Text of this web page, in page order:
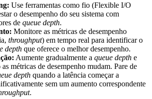
Use ferramentas como fio (Flexible I/O
o desempenho do seu sistema com
de queue depth.
Monitore as métricas de desempenho
throughput) em tempo real para identificar o
depth que oferece o melhor desempenho.
Aumente gradualmente a queue depth e
métricas de desempenho mudam. Pare de
depth quando a latência começar a
sem um aumento correspondente
.